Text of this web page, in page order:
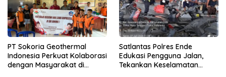
PT Sokoria Geothermal
Indonesia Perkuat Kolaborasi
dengan Masyarakat di
Satlantas Polres Ende
Edukasi Pengguna Jalan,
Tekankan Keselamatan